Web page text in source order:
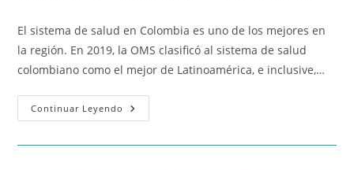
El sistema de salud en Colombia es uno de los mejores en
la región. En 2019, la OMS clasificó al sistema de salud
colombiano como el mejor de Latinoamérica, e inclusive,…
Continuar Leyendo